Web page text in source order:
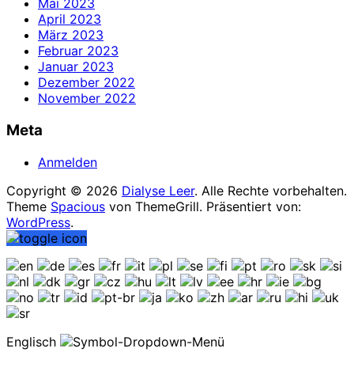
Mai 2023
April 2023
März 2023
Februar 2023
Januar 2023
Dezember 2022
November 2022
Meta
Anmelden
Copyright © 2026 Dialyse Leer. Alle Rechte vorbehalten.
Theme Spacious von ThemeGrill. Präsentiert von:
WordPress.
Englisch